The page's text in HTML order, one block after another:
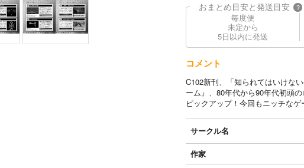
おまとめ目安と発送目安 ?
毎度便
未定から
5日以内に発送
コメント
C102新刊、「知られてはいけな
ーム』、80年代から90年代初頭
ピックアップ！今回もニッチなゲ
サークル名
作家